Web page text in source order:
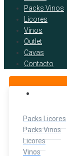
Packs Vinos
Licores
Vinos
Outlet
Cavas
Contacto
Packs Licores
Packs Vinos
Licores
Vinos